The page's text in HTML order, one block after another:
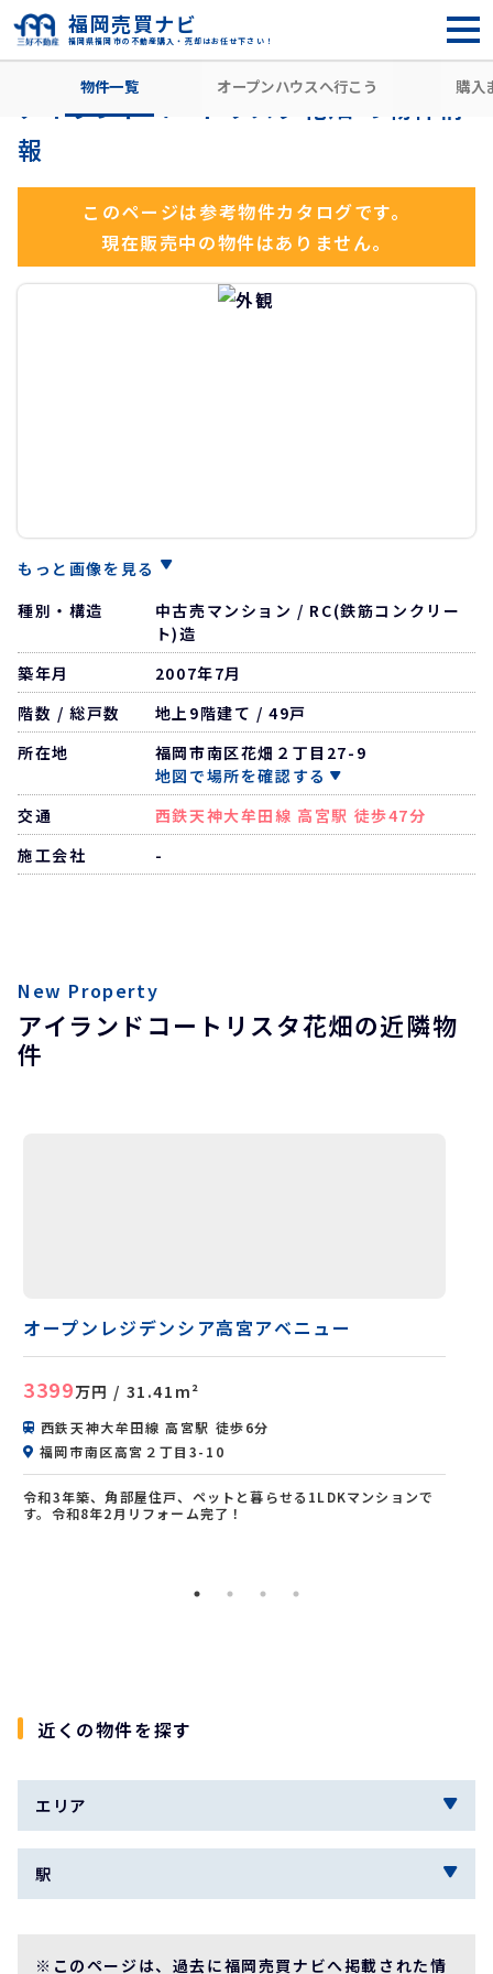
福岡県福岡市の不動産購入・売却はお任せ下さい！
福岡売買ナビ
住所から探す 福岡市南区 アイ
物件一覧 オープンハウスへ行こう 購入
アイランドコートリスタ花畑 の物件情
報
このページは参考物件カタログです。
現在販売中の物件はありません。
もっと画像を見る
種別・構造
中古売マンション / RC(鉄筋コンクリー
ト)造
築年月
2007年7月
階数 / 総戸数
地上9階建て / 49戸
所在地
福岡市南区花畑２丁目27-9
地図で場所を確認する
交通
西鉄天神大牟田線 高宮駅 徒歩47分
施工会社
-
New Property
アイランドコートリスタ花畑の近隣物
件
オープンレジデンシア高宮アベニュー
3399万円 / 31.41m²
西鉄天神大牟田線 高宮駅 徒歩6分
福岡市南区高宮２丁目3-10
令和3年築、角部屋住戸、ペットと暮らせる1LDKマンションで
す。令和8年2月リフォーム完了！
近くの物件を探す
エリア
駅
※このページは、過去に福岡売買ナビへ掲載された情